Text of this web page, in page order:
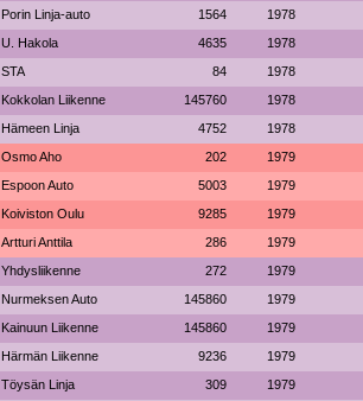
Porin Linja-auto 1564 1978
U. Hakola 4635 1978
STA 84 1978
Kokkolan Liikenne 145760 1978
Hämeen Linja 4752 1978
Osmo Aho 202 1979
Espoon Auto 5003 1979
Koiviston Oulu 9285 1979
Artturi Anttila 286 1979
Yhdysliikenne 272 1979
Nurmeksen Auto 145860 1979
Kainuun Liikenne 145860 1979
Härmän Liikenne 9236 1979
Töysän Linja 309 1979